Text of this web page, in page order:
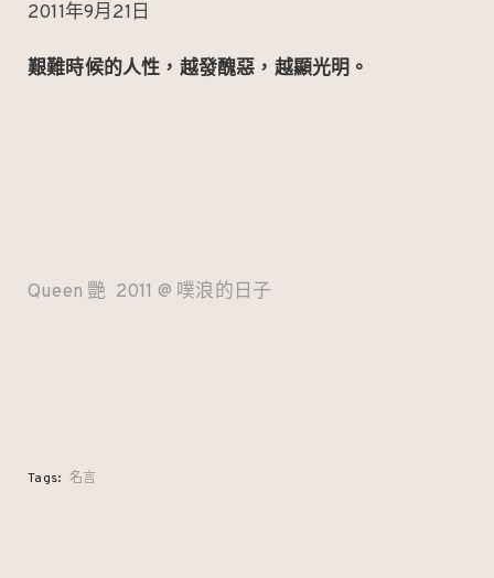
2011年9月21日
艱難時候的人性，越發醜惡，越顯光明。
Queen 艷 2011 @ 噗浪的日子
Tags: 名言